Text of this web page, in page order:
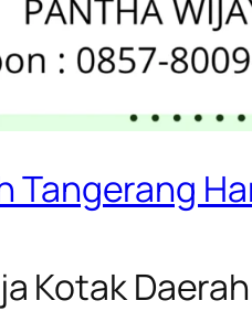
Tangerang
Kotak